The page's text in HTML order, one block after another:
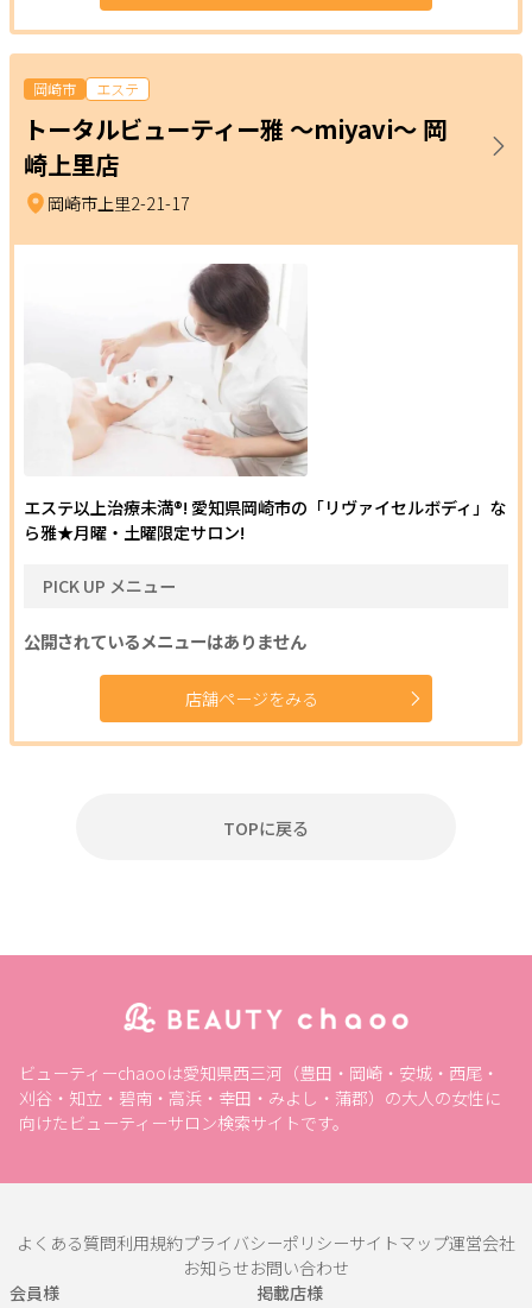
岡崎市 エステ
トータルビューティー雅 ～miyavi～ 岡
崎上里店
岡崎市上里2-21-17
エステ以上治療未満®! 愛知県岡崎市の「リヴァイセルボディ」な
ら雅★月曜・土曜限定サロン!
PICK UP メニュー
公開されているメニューはありません
店舗ページをみる
TOPに戻る
ビューティーchaooは愛知県西三河（豊田・岡崎・安城・西尾・
刈谷・知立・碧南・高浜・幸田・みよし・蒲郡）の大人の女性に
向けたビューティーサロン検索サイトです。
よくある質問利用規約プライバシーポリシーサイトマップ運営会社
お知らせお問い合わせ
会員様
掲載店様